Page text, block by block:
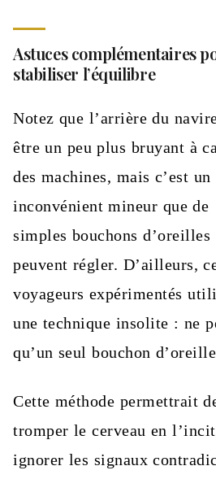
Astuces complémentaires
stabiliser l’équilibre
Notez que l’arrière du
être un peu plus bruyant à
des machines, mais c’est un
inconvénient mineur que de
simples bouchons d’oreilles
peuvent régler. D’ailleurs,
voyageurs expérimentés
une technique insolite : ne
qu’un seul bouchon
Cette méthode permettrait
tromper le cerveau en
ignorer les signaux